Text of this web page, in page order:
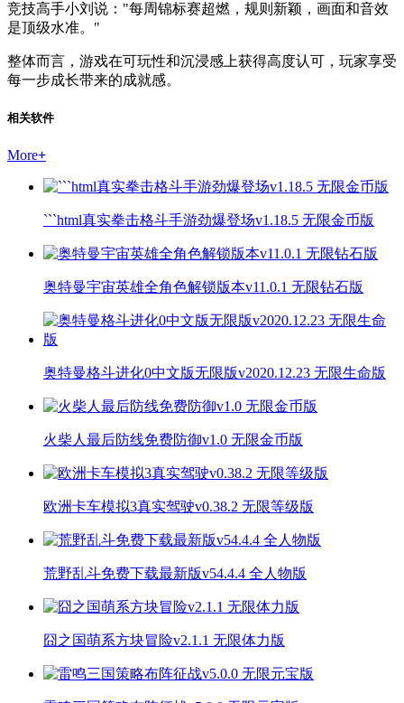
竞技高手小刘说："每周锦标赛超燃，规则新颖，画面和音效
是顶级水准。"
整体而言，游戏在可玩性和沉浸感上获得高度认可，玩家享受
每一步成长带来的成就感。
相关软件
More+
```html真实拳击格斗手游劲爆登场v1.18.5 无限金币版
奥特曼宇宙英雄全角色解锁版本v11.0.1 无限钻石版
奥特曼格斗进化0中文版无限版v2020.12.23 无限生命版
火柴人最后防线免费防御v1.0 无限金币版
欧洲卡车模拟3真实驾驶v0.38.2 无限等级版
荒野乱斗免费下载最新版v54.4.4 全人物版
囧之国萌系方块冒险v2.1.1 无限体力版